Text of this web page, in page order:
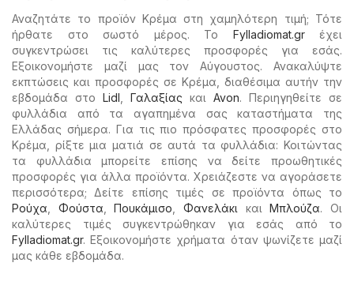
Αναζητάτε το προϊόν Κρέμα στη χαμηλότερη τιμή; Τότε
ήρθατε στο σωστό μέρος. Το Fylladiomat.grέχει
συγκεντρώσει τις καλύτερες προσφορές για εσάς.
Εξοικονομήστε μαζί μας τον Αύγουστος. Ανακαλύψτε
εκπτώσεις και προσφορές σε Κρέμα, διαθέσιμα αυτήν την
εβδομάδα στο Lidl Γαλαξίας και Avon. Περιηγηθείτε σε
φυλλάδια από τα αγαπημένα σας καταστήματα της
Ελλάδας σήμερα. Για τις πιο πρόσφατες προσφορές στο
Κρέμα, ρίξτε μια ματιά σε αυτά τα φυλλάδια: Κοιτώντας
τα φυλλάδια μπορείτε επίσης να δείτε προωθητικές
προσφορές για άλλα προϊόντα. Χρειάζεστε να αγοράσετε
περισσότερα; Δείτε επίσης τιμές σε προϊόντα όπως το
Ρούχα
Φούστα ,Πουκάμισο ,Φανελάκι καιΜπλούζα. Οι
καλύτερες τιμές συγκεντρώθηκαν για εσάς από το
Fylladiomat.gr. Εξοικονομήστε χρήματα όταν ψωνίζετε μαζί
μας κάθε εβδομάδα.